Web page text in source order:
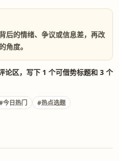
后的情绪、争议或信息差，再改
角度。
论区，写下 1 个可借势标题和 3 个
今日热门 #热点选题